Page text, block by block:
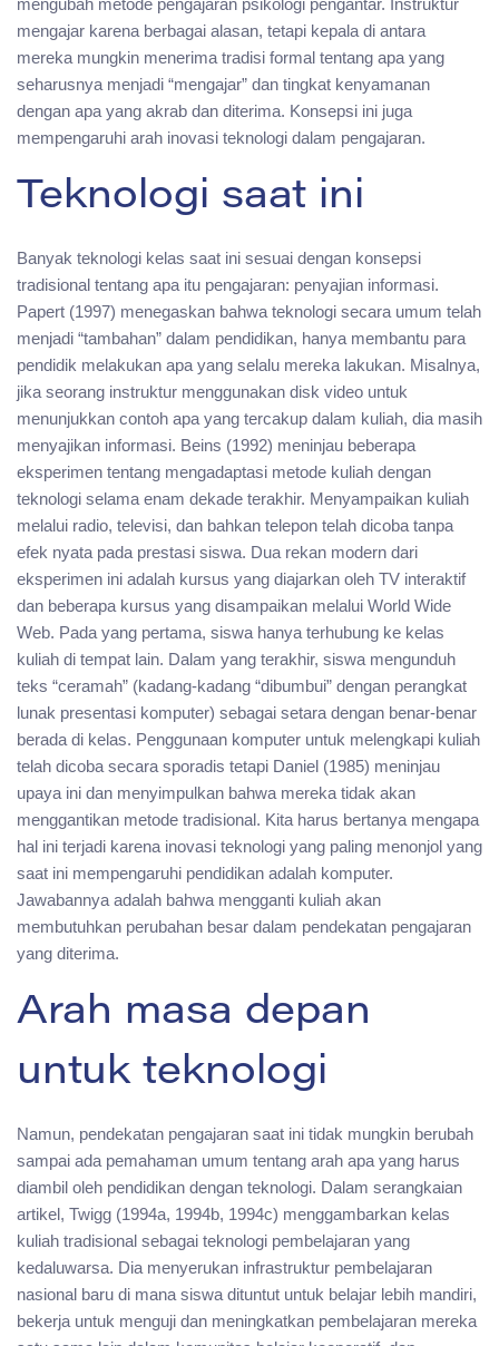
mengubah metode pengajaran psikologi pengantar. Instruktur
mengajar karena berbagai alasan, tetapi kepala di antara
mereka mungkin menerima tradisi formal tentang apa yang
seharusnya menjadi “mengajar” dan tingkat kenyamanan
dengan apa yang akrab dan diterima. Konsepsi ini juga
mempengaruhi arah inovasi teknologi dalam pengajaran.
Teknologi saat ini
Banyak teknologi kelas saat ini sesuai dengan konsepsi
tradisional tentang apa itu pengajaran: penyajian informasi.
Papert (1997) menegaskan bahwa teknologi secara umum telah
menjadi “tambahan” dalam pendidikan, hanya membantu para
pendidik melakukan apa yang selalu mereka lakukan. Misalnya,
jika seorang instruktur menggunakan disk video untuk
menunjukkan contoh apa yang tercakup dalam kuliah, dia masih
menyajikan informasi. Beins (1992) meninjau beberapa
eksperimen tentang mengadaptasi metode kuliah dengan
teknologi selama enam dekade terakhir. Menyampaikan kuliah
melalui radio, televisi, dan bahkan telepon telah dicoba tanpa
efek nyata pada prestasi siswa. Dua rekan modern dari
eksperimen ini adalah kursus yang diajarkan oleh TV interaktif
dan beberapa kursus yang disampaikan melalui World Wide
Web. Pada yang pertama, siswa hanya terhubung ke kelas
kuliah di tempat lain. Dalam yang terakhir, siswa mengunduh
teks “ceramah” (kadang-kadang “dibumbui” dengan perangkat
lunak presentasi komputer) sebagai setara dengan benar-benar
berada di kelas. Penggunaan komputer untuk melengkapi kuliah
telah dicoba secara sporadis tetapi Daniel (1985) meninjau
upaya ini dan menyimpulkan bahwa mereka tidak akan
menggantikan metode tradisional. Kita harus bertanya mengapa
hal ini terjadi karena inovasi teknologi yang paling menonjol yang
saat ini mempengaruhi pendidikan adalah komputer.
Jawabannya adalah bahwa mengganti kuliah akan
membutuhkan perubahan besar dalam pendekatan pengajaran
yang diterima.
Arah masa depan
untuk teknologi
Namun, pendekatan pengajaran saat ini tidak mungkin berubah
sampai ada pemahaman umum tentang arah apa yang harus
diambil oleh pendidikan dengan teknologi. Dalam serangkaian
artikel, Twigg (1994a, 1994b, 1994c) menggambarkan kelas
kuliah tradisional sebagai teknologi pembelajaran yang
kedaluwarsa. Dia menyerukan infrastruktur pembelajaran
nasional baru di mana siswa dituntut untuk belajar lebih mandiri,
bekerja untuk menguji dan meningkatkan pembelajaran mereka